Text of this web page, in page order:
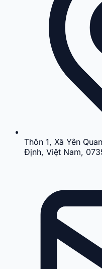
Thôn 1, Xã Yên
Định, Việt Nam,